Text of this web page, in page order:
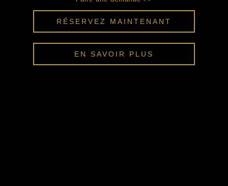
RÉSERVEZ MAINTENANT
EN SAVOIR PLUS